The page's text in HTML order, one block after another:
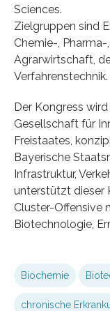
Sciences.
Zielgruppen sind
Chemie-,
Agrarwirtschaft,
Verfahrenstechnik.
Der Kongress
Gesellschaft für
Freistaates,
Bayerische
Infrastruktur,
unterstützt dieser
Cluster-Offensive
Biotechnologie,
Biochemie
chronische